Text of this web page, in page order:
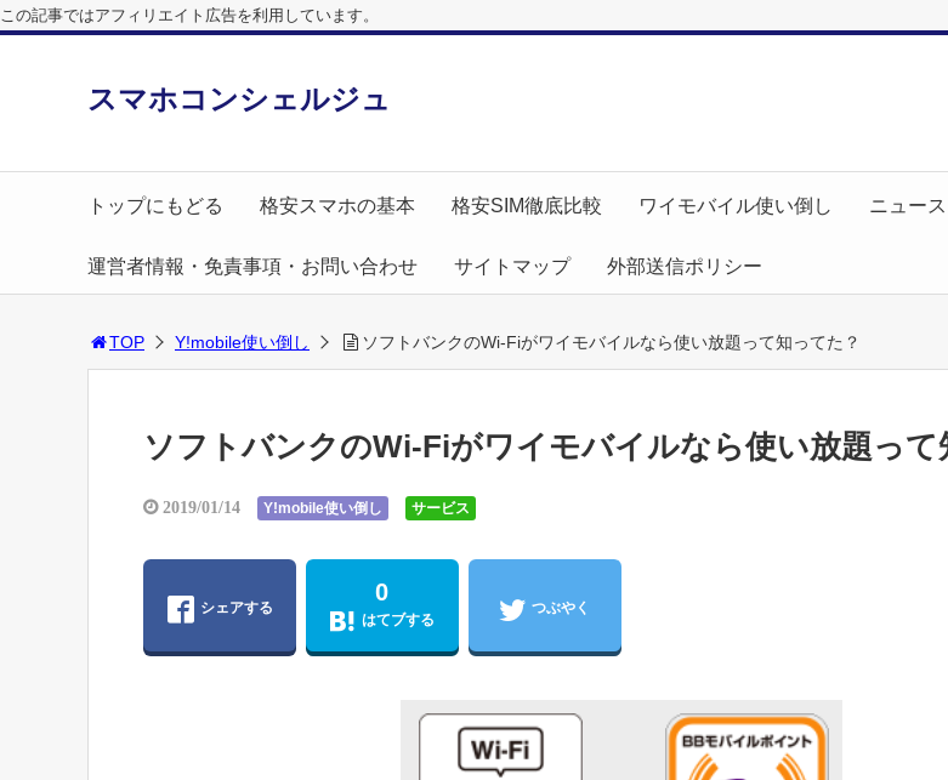
この記事ではアフィリエイト広告を利用しています。
スマホコンシェルジュ
トップにもどる 格安スマホの基本 格安SIM徹底比較 ワイモバイル使い倒し ニュース
運営者情報・免責事項・お問い合わせ サイトマップ 外部送信ポリシー
TOP Y!mobile使い倒し ソフトバンクのWi-Fiがワイモバイルなら使い放題って知ってた？
ソフトバンクのWi-Fiがワイモバイルなら使い放題って
2019/01/14 Y!mobile使い倒し サービス
シェアする
0
はてブする
つぶやく